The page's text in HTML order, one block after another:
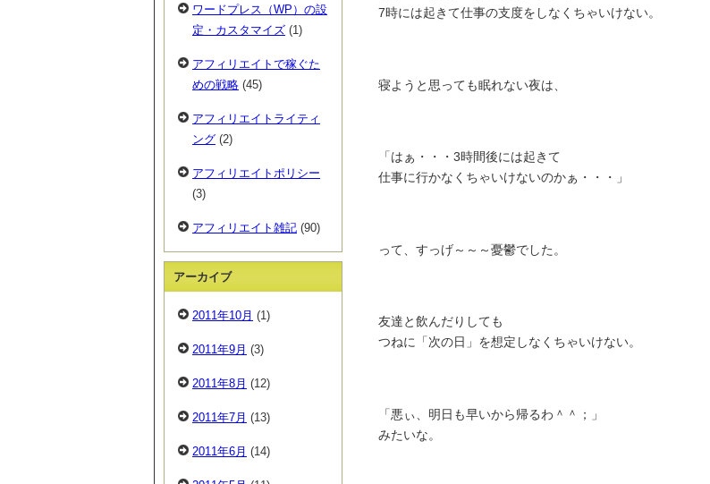
7時には起きて仕事の支度をしなくちゃいけない。
寝ようと思っても眠れない夜は、
「はぁ・・・3時間後には起きて
仕事に行かなくちゃいけないのかぁ・・・」
って、すっげ～～～憂鬱でした。
友達と飲んだりしても
つねに「次の日」を想定しなくちゃいけない。
「悪ぃ、明日も早いから帰るわ＾＾；」
みたいな。
ワードプレス（WP）の設
定・カスタマイズ (1)
アフィリエイトで稼ぐた
めの戦略 (45)
アフィリエイトライティ
ング (2)
アフィリエイトポリシー
(3)
アフィリエイト雑記 (90)
アーカイブ
2011年10月 (1)
2011年9月 (3)
2011年8月 (12)
2011年7月 (13)
2011年6月 (14)